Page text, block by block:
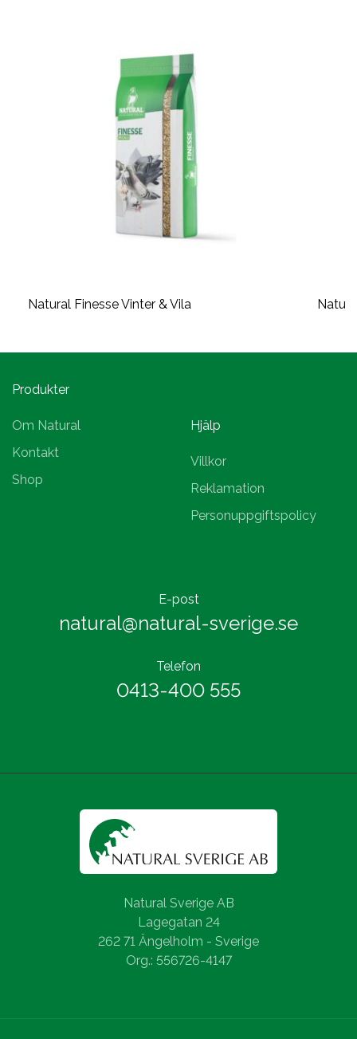
Natural Finesse Vinter & Vila
Produkter
Om Natural
Kontakt
Shop
Hjälp
Villkor
Reklamation
Personuppgiftspolicy
E-post
natural@natural-sverige.se
Telefon
0413-400 555
Natural Sverige AB
Lagegatan 24
262 71 Ängelholm - Sverige
Org.: 556726-4147